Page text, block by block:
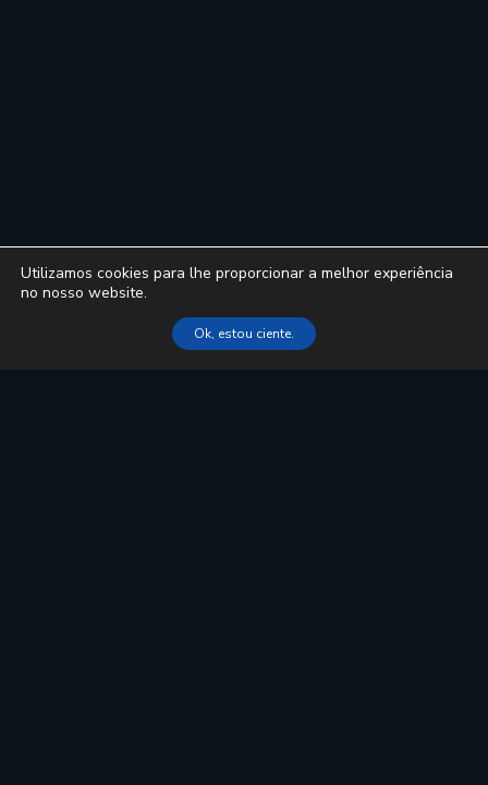
Utilizamos cookies para lhe proporcionar a melhor experiência
no nosso website.
Ok, estou ciente.